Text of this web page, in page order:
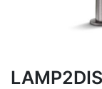
LAMP2DIS